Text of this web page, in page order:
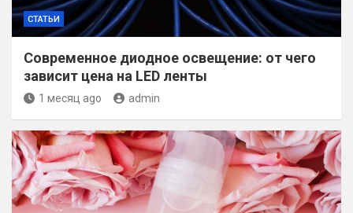
СТАТЬИ
Современное диодное освещение: от чего
зависит цена на LED ленты
1 месяц ago admin